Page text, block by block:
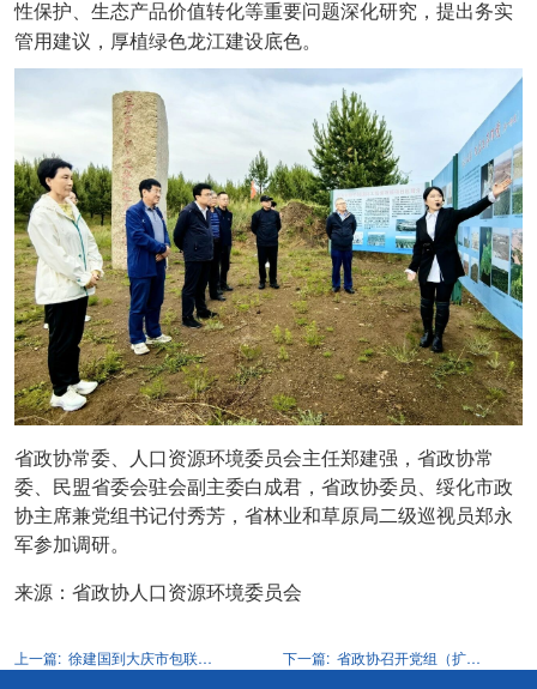
性保护、生态产品价值转化等重要问题深化研究，提出务实
管用建议，厚植绿色龙江建设底色。
省政协常委、人口资源环境委员会主任郑建强，省政协常
委、民盟省委会驻会副主委白成君，省政协委员、绥化市政
协主席兼党组书记付秀芳，省林业和草原局二级巡视员郑永
军参加调研。
来源：省政协人口资源环境委员会
上一篇: 徐建国到大庆市包联企业走访调研 下一篇: 省政协召开党组（扩大）会议 蓝绍敏主持并讲话